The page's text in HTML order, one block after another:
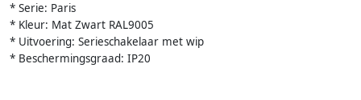
* Serie: Paris
* Kleur: Mat Zwart RAL9005
* Uitvoering: Serieschakelaar met wip
* Beschermingsgraad: IP20